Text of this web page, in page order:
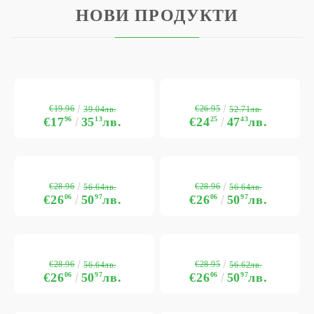
НОВИ ПРОДУКТИ
€1796 3513лв.
€19.96 39.04лв.
€2425 4743лв.
€26.95 52.71лв.
€2606 5097лв.
€28.96 56.64лв.
€2606 5097лв.
€28.96 56.64лв.
€2606 5097лв.
€28.96 56.64лв.
€2606 5097лв.
€28.95 56.62лв.